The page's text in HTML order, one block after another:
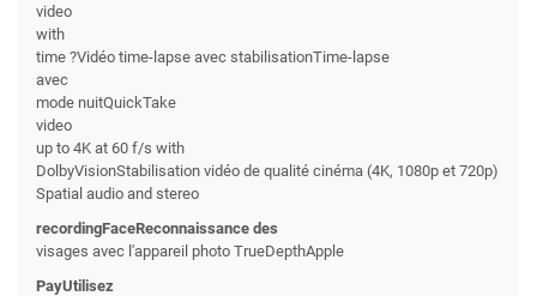
video
with
time ?Vidéo time-lapse avec stabilisationTime-lapse
avec
mode nuitQuickTake
video
up to 4K at 60 f/s with
DolbyVisionStabilisation vidéo de qualité cinéma (4K, 1080p et 720p)
Spatial audio and stereo
recordingFaceReconnaissance des
visages avec l'appareil photo TrueDepthApple
PayUtilisez